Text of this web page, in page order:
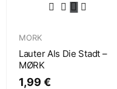
MORK
Lauter Als Die Stadt –
MØRK
1,99 €